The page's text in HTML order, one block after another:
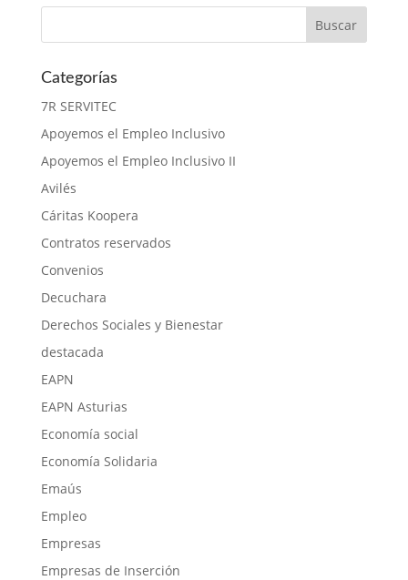
Categorías
7R SERVITEC
Apoyemos el Empleo Inclusivo
Apoyemos el Empleo Inclusivo II
Avilés
Cáritas Koopera
Contratos reservados
Convenios
Decuchara
Derechos Sociales y Bienestar
destacada
EAPN
EAPN Asturias
Economía social
Economía Solidaria
Emaús
Empleo
Empresas
Empresas de Inserción